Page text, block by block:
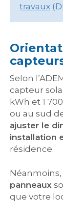
travaux
Selon
capteur
kWh et 1
ou au sud
ajuster le
installation
résidence.
Néanmoins,
panneaux
que votre